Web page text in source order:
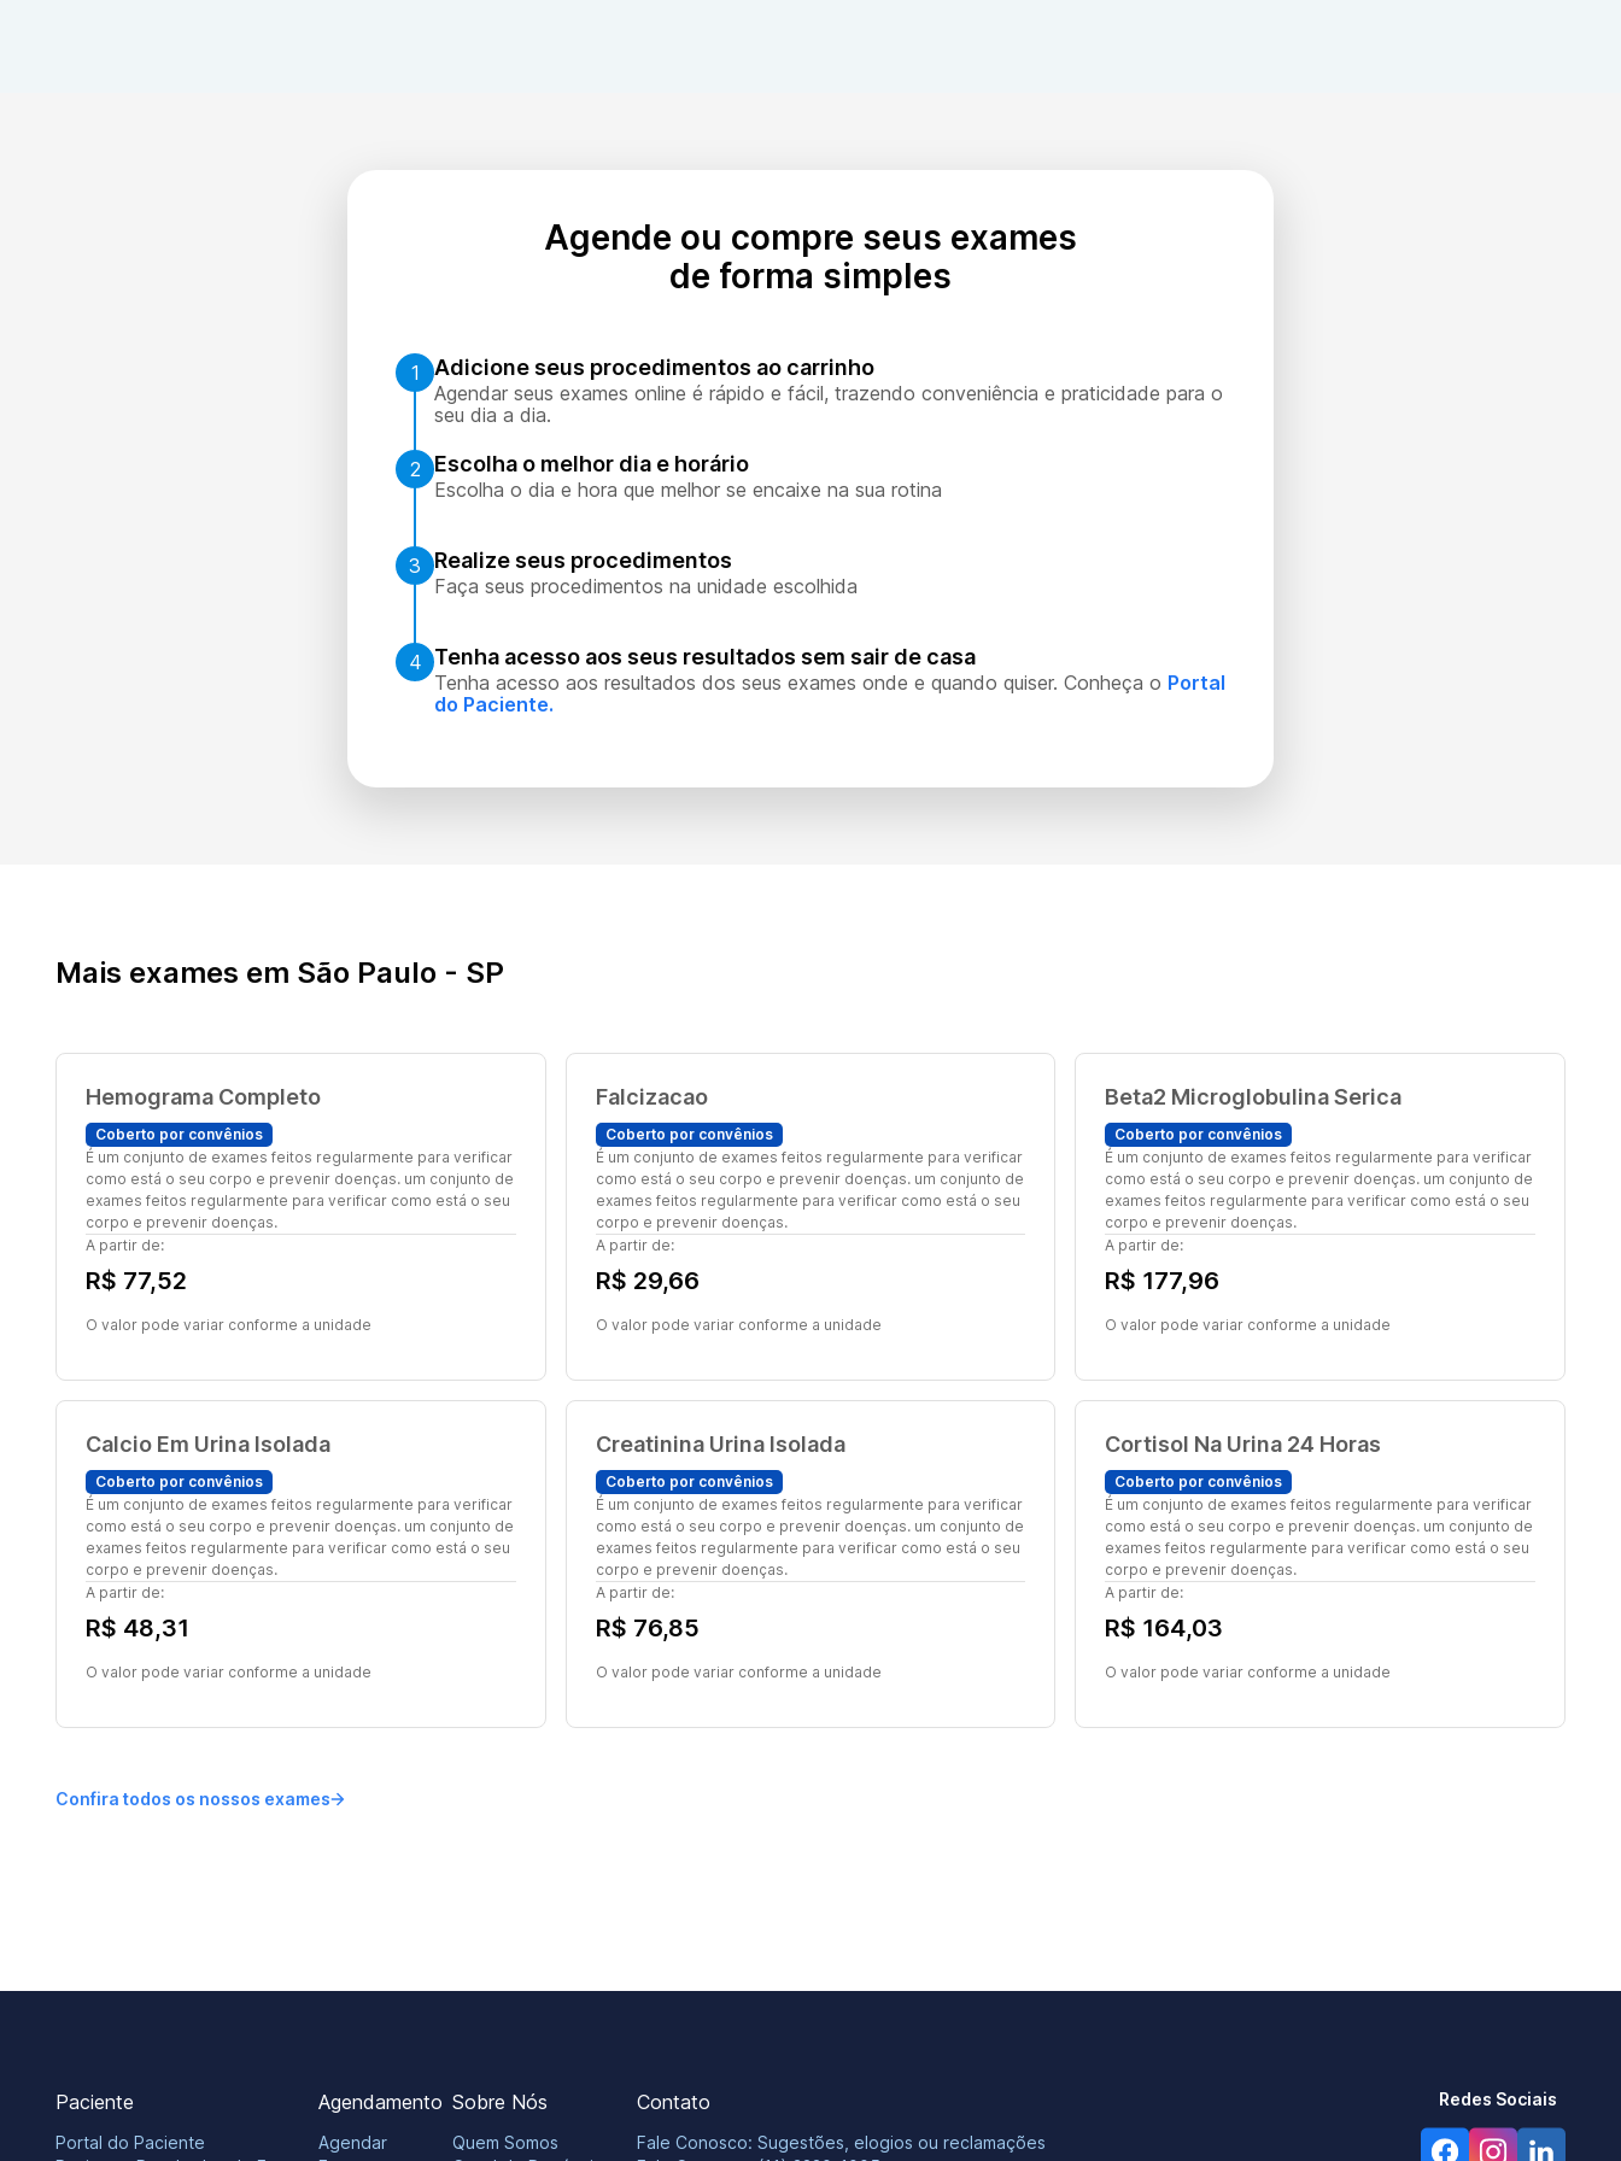
Agende ou compre seus exames
de forma simples
1 Adicione seus procedimentos ao carrinho
Agendar seus exames online é rápido e fácil, trazendo conveniência e praticidade para o
seu dia a dia.
2 Escolha o melhor dia e horário
Escolha o dia e hora que melhor se encaixe na sua rotina
3 Realize seus procedimentos
Faça seus procedimentos na unidade escolhida
4 Tenha acesso aos seus resultados sem sair de casa
Tenha acesso aos resultados dos seus exames onde e quando quiser. Conheça o Portal
do Paciente.
Mais exames em São Paulo - SP
Hemograma Completo
Coberto por convênios
É um conjunto de exames feitos regularmente para verificar
como está o seu corpo e prevenir doenças. um conjunto de
exames feitos regularmente para verificar como está o seu
corpo e prevenir doenças.
A partir de:
R$ 77,52
O valor pode variar conforme a unidade
Falcizacao
Coberto por convênios
É um conjunto de exames feitos regularmente para verificar
como está o seu corpo e prevenir doenças. um conjunto de
exames feitos regularmente para verificar como está o seu
corpo e prevenir doenças.
A partir de:
R$ 29,66
O valor pode variar conforme a unidade
Beta2 Microglobulina Serica
Coberto por convênios
É um conjunto de exames feitos regularmente para verificar
como está o seu corpo e prevenir doenças. um conjunto de
exames feitos regularmente para verificar como está o seu
corpo e prevenir doenças.
A partir de:
R$ 177,96
O valor pode variar conforme a unidade
Calcio Em Urina Isolada
Coberto por convênios
É um conjunto de exames feitos regularmente para verificar
como está o seu corpo e prevenir doenças. um conjunto de
exames feitos regularmente para verificar como está o seu
corpo e prevenir doenças.
A partir de:
R$ 48,31
O valor pode variar conforme a unidade
Creatinina Urina Isolada
Coberto por convênios
É um conjunto de exames feitos regularmente para verificar
como está o seu corpo e prevenir doenças. um conjunto de
exames feitos regularmente para verificar como está o seu
corpo e prevenir doenças.
A partir de:
R$ 76,85
O valor pode variar conforme a unidade
Cortisol Na Urina 24 Horas
Coberto por convênios
É um conjunto de exames feitos regularmente para verificar
como está o seu corpo e prevenir doenças. um conjunto de
exames feitos regularmente para verificar como está o seu
corpo e prevenir doenças.
A partir de:
R$ 164,03
O valor pode variar conforme a unidade
Confira todos os nossos exames
Paciente
Portal do Paciente
Agendamento
Agendar
Sobre Nós
Quem Somos
Contato
Fale Conosco: Sugestões, elogios ou reclamações
Redes Sociais